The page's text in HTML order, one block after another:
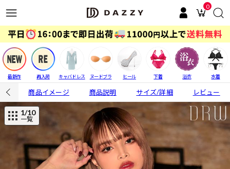
0
最新作 再入荷 キャバドレス ヌードブラ ヒール 下着 浴衣 水着
商品イメージ 商品説明 サイズ/詳細 レビュー
1/10
一覧